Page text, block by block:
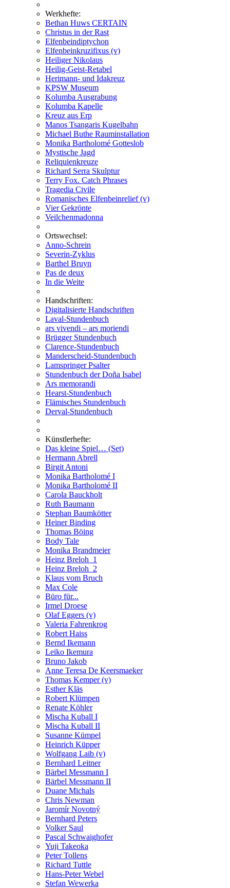
Werkhefte:
Bethan Huws CERTAIN
Christus in der Rast
Elfenbeindiptychon
Elfenbeinkruzifixus (v)
Heiliger Nikolaus
Heilig-Geist-Retabel
Herimann- und Idakreuz
KPSW Museum
Kolumba Ausgrabung
Kolumba Kapelle
Kreuz aus Erp
Manos Tsangaris Kugelbahn
Michael Buthe Rauminstallation
Monika Bartholomé Gotteslob
Mystische Jagd
Reliquienkreuze
Richard Serra Skulptur
Terry Fox. Catch Phrases
Tragedia Civile
Romanisches Elfenbeinrelief (v)
Vier Gekrönte
Veilchenmadonna
Ortswechsel:
Anno-Schrein
Severin-Zyklus
Barthel Bruyn
Pas de deux
In die Weite
Handschriften:
Digitalisierte Handschriften
Laval-Stundenbuch
ars vivendi – ars moriendi
Brügger Stundenbuch
Clarence-Stundenbuch
Manderscheid-Stundenbuch
Lamspringer Psalter
Stundenbuch der Doña Isabel
Ars memorandi
Hearst-Stundenbuch
Flämisches Stundenbuch
Derval-Stundenbuch
Künstlerhefte:
Das kleine Spiel… (Set)
Hermann Abrell
Birgit Antoni
Monika Bartholomé I
Monika Bartholomé II
Carola Bauckholt
Ruth Baumann
Stephan Baumkötter
Heiner Binding
Thomas Böing
Body Tale
Monika Brandmeier
Heinz Breloh_1
Heinz Breloh_2
Klaus vom Bruch
Max Cole
Büro für...
Irmel Droese
Olaf Eggers (v)
Valeria Fahrenkrog
Robert Haiss
Bernd Ikemann
Leiko Ikemura
Bruno Jakob
Anne Teresa De Keersmaeker
Thomas Kemper (v)
Esther Kläs
Robert Klümpen
Renate Köhler
Mischa Kuball I
Mischa Kuball II
Susanne Kümpel
Heinrich Küpper
Wolfgang Laib (v)
Bernhard Leitner
Bärbel Messmann I
Bärbel Messmann II
Duane Michals
Chris Newman
Jaromír Novotný
Bernhard Peters
Volker Saul
Pascal Schwaighofer
Yuji Takeoka
Peter Tollens
Richard Tuttle
Hans-Peter Webel
Stefan Wewerka